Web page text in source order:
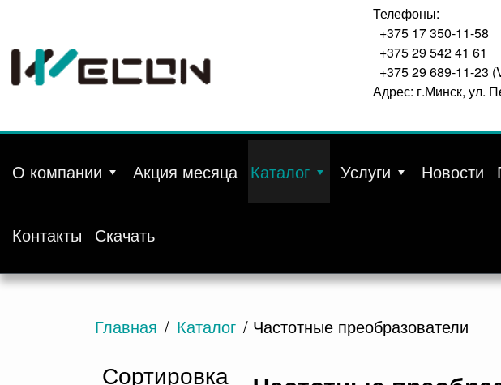
Телефоны:
+375 17 350-11-58
+375 29 542 41 61
+375 29 689-11-23
Адрес: г.Минск, ул.
О компании Акция месяца Каталог Услуги Новости
Контакты Скачать
Главная / Каталог / Частотные преобразователи
Сортировка